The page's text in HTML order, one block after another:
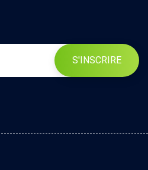
S'INSCRIRE